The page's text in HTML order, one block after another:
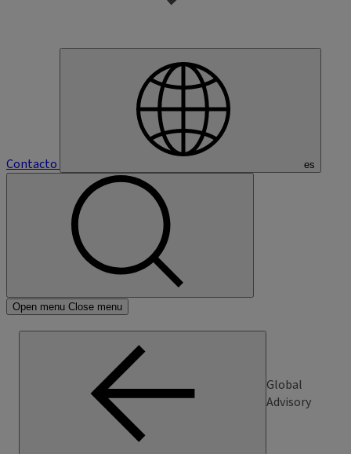
Contacto es
Open menu Close menu
Global
Advisory